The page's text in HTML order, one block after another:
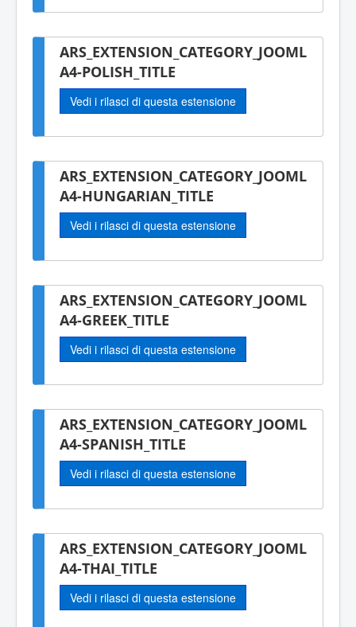
ARS_EXTENSION_CATEGORY_JOOML
A4-POLISH_TITLE
Vedi i rilasci di questa estensione
ARS_EXTENSION_CATEGORY_JOOML
A4-HUNGARIAN_TITLE
Vedi i rilasci di questa estensione
ARS_EXTENSION_CATEGORY_JOOML
A4-GREEK_TITLE
Vedi i rilasci di questa estensione
ARS_EXTENSION_CATEGORY_JOOML
A4-SPANISH_TITLE
Vedi i rilasci di questa estensione
ARS_EXTENSION_CATEGORY_JOOML
A4-THAI_TITLE
Vedi i rilasci di questa estensione